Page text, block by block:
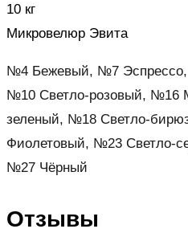
10 кг
Микровелюр Эвита
№4 Бежевый, №7
№10 Светло-розовый, №16
зеленый, №18 Светло-
Фиолетовый, №23 Светло-
№27 Чёрный
Отзывы